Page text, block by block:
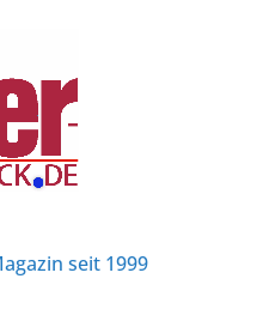
seit 1999